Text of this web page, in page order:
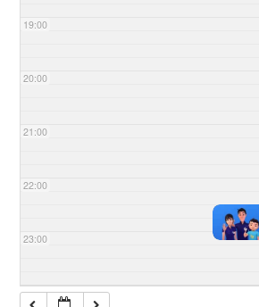
19:00
20:00
21:00
22:00
23:00